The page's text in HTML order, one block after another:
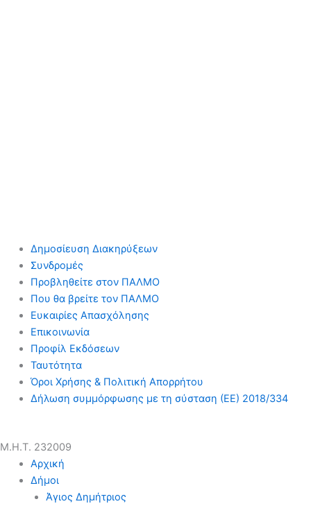
Δημοσίευση Διακηρύξεων
Συνδρομές
Προβληθείτε στον ΠΑΛΜΟ
Που θα βρείτε τον ΠΑΛΜΟ
Ευκαιρίες Απασχόλησης
Επικοινωνία
Προφίλ Εκδόσεων
Ταυτότητα
Όροι Χρήσης & Πολιτική Απορρήτου
Δήλωση συμμόρφωσης με τη σύσταση (ΕΕ) 2018/334
Μ.Η.Τ. 232009
Αρχική
Δήμοι
Άγιος Δημήτριος